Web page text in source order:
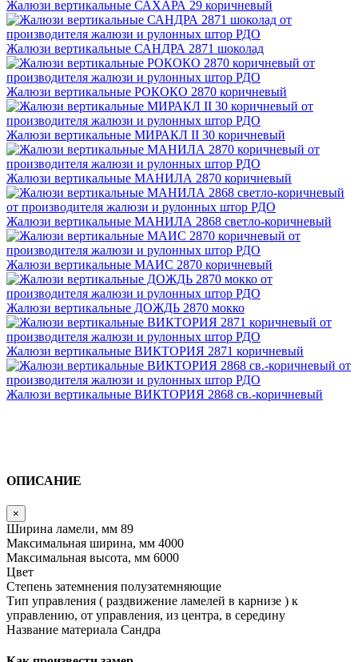
Жалюзи вертикальные САХАРА 29 коричневый
Жалюзи вертикальные САНДРА 2871 шоколад
Жалюзи вертикальные РОКОКО 2870 коричневый
Жалюзи вертикальные МИРАКЛ II 30 коричневый
Жалюзи вертикальные МАНИЛА 2870 коричневый
Жалюзи вертикальные МАНИЛА 2868 светло-коричневый
Жалюзи вертикальные МАИС 2870 коричневый
Жалюзи вертикальные ДОЖДЬ 2870 мокко
Жалюзи вертикальные ВИКТОРИЯ 2871 коричневый
Жалюзи вертикальные ВИКТОРИЯ 2868 св.-коричневый
ОПИСАНИЕ
×
Ширина ламели, мм 89
Максимальная ширина, мм 4000
Максимальная высота, мм 6000
Цвет
Степень затемнения полузатемняющие
Тип управления ( раздвижение ламелей в карнизе ) к
управлению, от управления, из центра, в середину
Название материала Сандра